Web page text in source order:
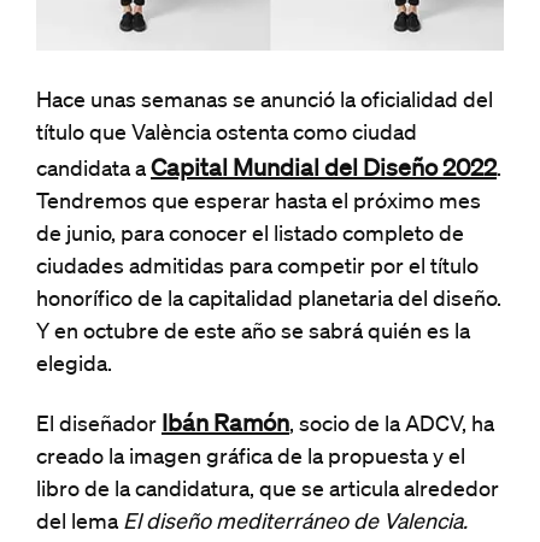
Hace unas semanas se anunció la oficialidad del
título que València ostenta como ciudad
candidata a Capital Mundial del Diseño 2022.
Tendremos que esperar hasta el próximo mes
de junio, para conocer el listado completo de
ciudades admitidas para competir por el título
honorífico de la capitalidad planetaria del diseño.
Y en octubre de este año se sabrá quién es la
elegida.
El diseñador Ibán Ramón, socio de la ADCV, ha
creado la imagen gráfica de la propuesta y el
libro de la candidatura, que se articula alrededor
del lema El diseño mediterráneo de Valencia.